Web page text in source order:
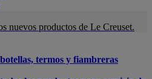
nuevos productos de Le Creuset.
termos y fiambreras